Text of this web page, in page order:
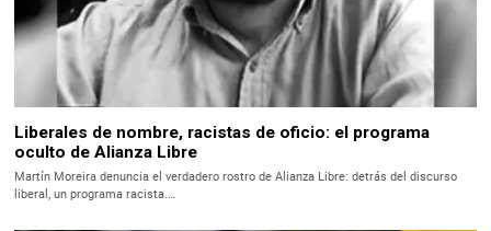
Liberales de nombre, racistas de oficio: el programa
oculto de Alianza Libre
Martín Moreira denuncia el verdadero rostro de Alianza Libre: detrás del discurso
liberal, un programa racista.…